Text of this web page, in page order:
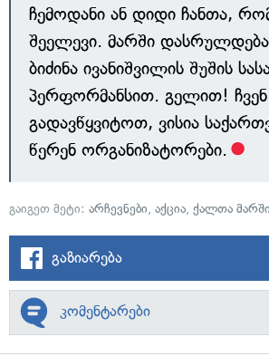
ჩემოდანი ან დიდი ჩანთა,
შეელევი. მარში
ბიძინა ივანიშვილის შუშის
პერფორმანსით. გელით!
გადავწყვიტოთ, ვისია
წერენ ორგანიზატორები.
გაიგეთ მეტი: არჩევნები, აქცია, ქალთა მარში
გაზიარება
კომენტარები